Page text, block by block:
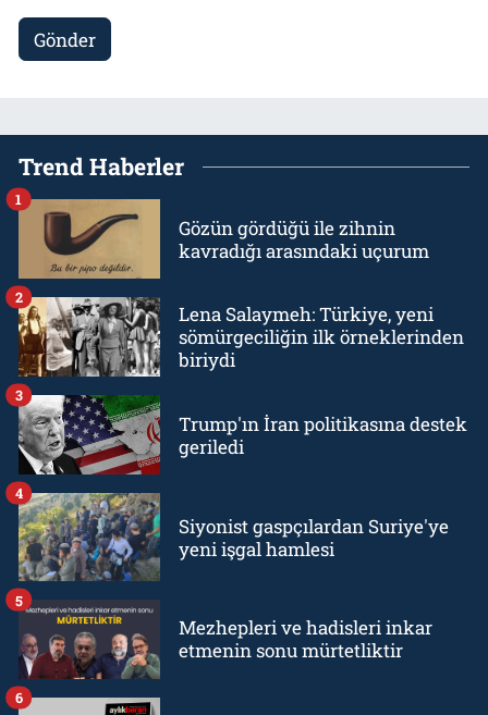
Gönder
Trend Haberler
Gözün gördüğü ile zihnin
kavradığı arasındaki uçurum
1
Lena Salaymeh: Türkiye, yeni
sömürgeciliğin ilk örneklerinden
biriydi
2
Trump'ın İran politikasına destek
geriledi
3
Siyonist gaspçılardan Suriye'ye
yeni işgal hamlesi
4
Mezhepleri ve hadisleri inkar
etmenin sonu mürtetliktir
5
6